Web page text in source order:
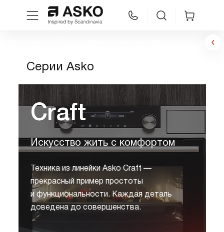
Техника для кухни
Уход за бельем
Asko Professional
Аксессуары
Шоу-рум
Серии Asko
Craft
Искусство жить с комфортом
Техника из линейки Asko Craft —
прекрасный пример простоты
и функциональности. Каждая деталь
доведена до совершенства.